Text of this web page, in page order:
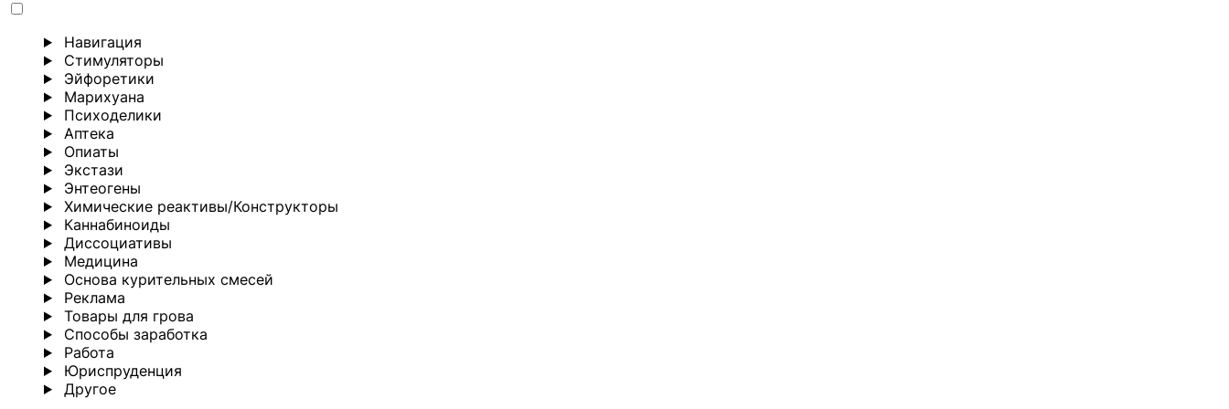
Навигация
Стимуляторы
Эйфоретики
Марихуана
Психоделики
Аптека
Опиаты
Экстази
Энтеогены
Химические реактивы/Конструкторы
Каннабиноиды
Диссоциативы
Медицина
Основа курительных смесей
Реклама
Товары для грова
Способы заработка
Работа
Юриспруденция
Другoе